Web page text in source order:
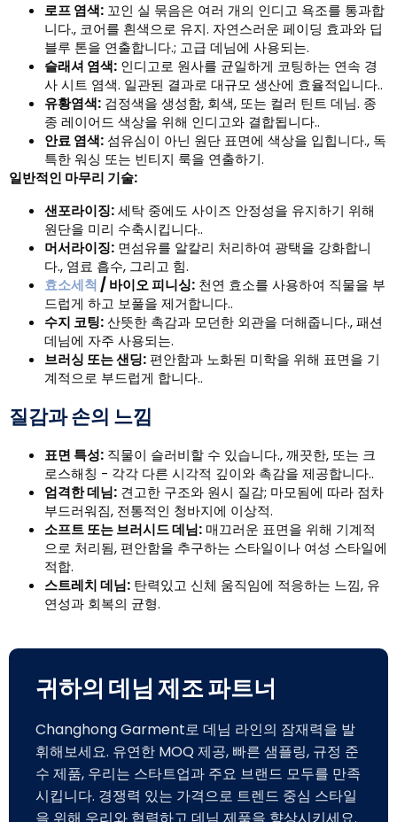
로프 염색: 꼬인 실 묶음은 여러 개의 인디고 욕조를 통과합
니다., 코어를 흰색으로 유지. 자연스러운 페이딩 효과와 딥
블루 톤을 연출합니다.; 고급 데님에 사용되는.
슬래셔 염색: 인디고로 원사를 균일하게 코팅하는 연속 경
사 시트 염색. 일관된 결과로 대규모 생산에 효율적입니다..
유황염색: 검정색을 생성함, 회색, 또는 컬러 틴트 데님. 종
종 레이어드 색상을 위해 인디고와 결합됩니다..
안료 염색: 섬유심이 아닌 원단 표면에 색상을 입힙니다., 독
특한 워싱 또는 빈티지 룩을 연출하기.
일반적인 마무리 기술:
샌포라이징:세탁 중에도 사이즈 안정성을 유지하기 위해
원단을 미리 수축시킵니다..
머서라이징: 면섬유를 알칼리 처리하여 광택을 강화합니
다., 염료 흡수, 그리고 힘.
효소세척 / 바이오 피니싱: 천연 효소를 사용하여 직물을 부
드럽게 하고 보풀을 제거합니다..
수지 코팅:산뜻한 촉감과 모던한 외관을 더해줍니다., 패션
데님에 자주 사용되는.
브러싱 또는 샌딩: 편안함과 노화된 미학을 위해 표면을 기
계적으로 부드럽게 합니다..
질감과 손의 느낌
표면 특성: 직물이 슬러비할 수 있습니다., 깨끗한, 또는 크
로스해칭 - 각각 다른 시각적 깊이와 촉감을 제공합니다..
엄격한 데님: 견고한 구조와 원시 질감; 마모됨에 따라 점차
부드러워짐, 전통적인 청바지에 이상적.
소프트 또는 브러시드 데님:매끄러운 표면을 위해 기계적
으로 처리됨, 편안함을 추구하는 스타일이나 여성 스타일에
적합.
스트레치 데님: 탄력있고 신체 움직임에 적응하는 느낌, 유
연성과 회복의 균형.
귀하의 데님 제조 파트너
Changhong Garment로 데님 라인의 잠재력을 발
휘해보세요. 유연한 MOQ 제공, 빠른 샘플링, 규정 준
수 제품, 우리는 스타트업과 주요 브랜드 모두를 만족
시킵니다. 경쟁력 있는 가격으로 트렌드 중심 스타일